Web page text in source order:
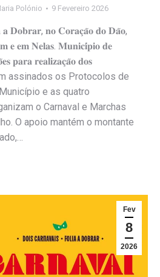
Polónio 9 Fevereiro 2026
𝐚 𝐃𝐨𝐛𝐫𝐚𝐫, 𝐧𝐨 𝐂𝐨𝐫𝐚𝐜̧𝐚̃𝐨 𝐝𝐨 𝐃𝐚̃𝐨,
𝐞 𝐞𝐦 𝐍𝐞𝐥𝐚𝐬. 𝐌𝐮𝐧𝐢𝐜𝐢́𝐩𝐢𝐨 𝐝𝐞
𝐩𝐚𝐫𝐚 𝐫𝐞𝐚𝐥𝐢𝐳𝐚𝐜̧𝐚̃𝐨 𝐝𝐨𝐬
assinados os Protocolos de
e as quatro
o Carnaval e Marchas
O apoio mantém o montante
Fev
8
2026